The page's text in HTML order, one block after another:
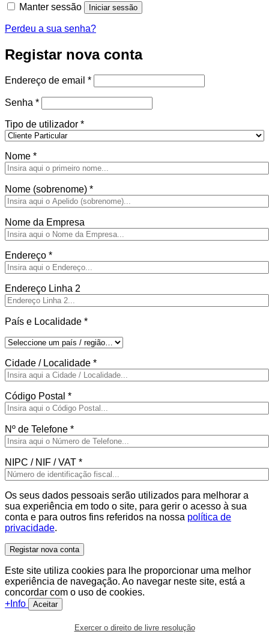
Manter sessão Iniciar sessão
Perdeu a sua senha?
Registar nova conta
Endereço de email *Obrigatório
Senha *Obrigatório
Tipo de utilizador *
Nome *
Nome (sobrenome) *
Nome da Empresa
Endereço *
Endereço Linha 2
País e Localidade *
Cidade / Localidade *
Código Postal *
Nº de Telefone *
NIPC / NIF / VAT *
Os seus dados pessoais serão utilizados para melhorar a
sua experiência em todo o site, para gerir o acesso à sua
conta e para outros fins referidos na nossa política de
privacidade.
Registar nova conta
Este site utiliza cookies para lhe proporcionar uma melhor
experiência de navegação. Ao navegar neste site, está a
concordar com o uso de cookies.
+Info
Aceitar
Exercer o direito de livre resolução